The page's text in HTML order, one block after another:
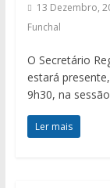
13 Dezembro,
Funchal
O Secretário
estará
9h30, na
Ler mais